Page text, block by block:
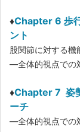
♦Chapter 6 歩
ント
股関節に対する機
―全体的視点で
♦Chapter 7 姿
ーチ
―全体的視点で